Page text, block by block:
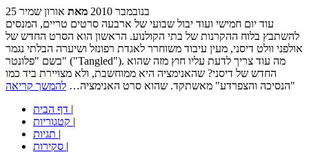
25 בנובמבר 2010 מאת אורון שמיר
עוד יום חמישי ועוד יבול שבועי של ארבעה סרטים טריים, המנסים
להשתבץ בלוח ההקרנות של בתי הקולנוע. הראשון הוא הסרט החדש של
אולפני וולט דיסני, מעין עיבוד משוחרר לאגדת רפונזל ושיערה הבלתי נגמר
בשם "פלונטר" ("Tangled"). מה עוד צריך לדעת עליו חוץ מזה שהוא
החדש של דיסני? שהאנימציה היא ממוחשבת, ולא מצויירת ביד כמו
"הנסיכה והצפרדע" מאשתקד. שהוא סרט האנימציה… להמשך קריאה
|
|
|
|